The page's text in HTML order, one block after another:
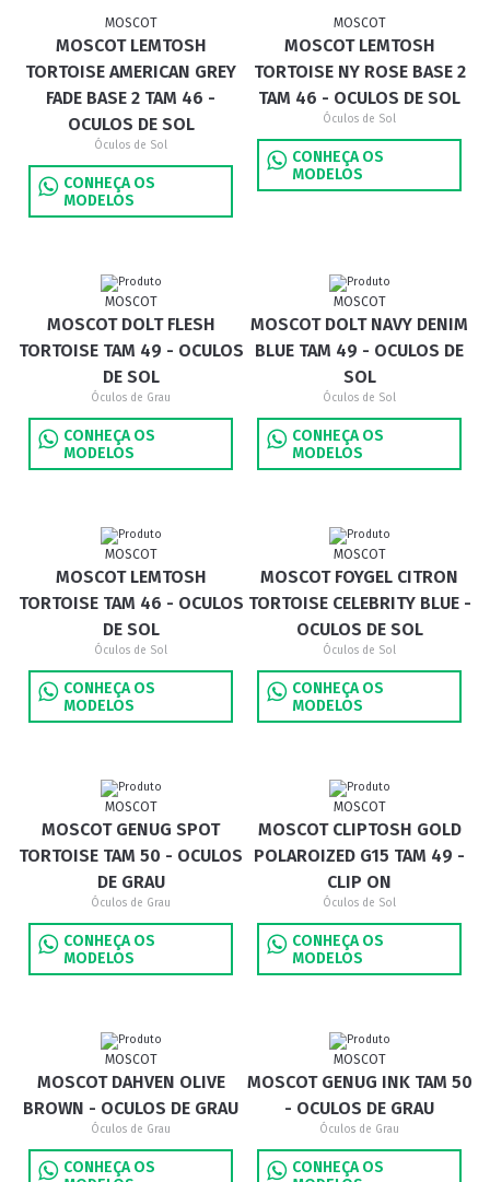
MOSCOT
MOSCOT LEMTOSH
TORTOISE AMERICAN GREY
FADE BASE 2 TAM 46 -
OCULOS DE SOL
Óculos de Sol
CONHEÇA OS
MODELOS
MOSCOT
MOSCOT LEMTOSH
TORTOISE NY ROSE BASE 2
TAM 46 - OCULOS DE SOL
Óculos de Sol
CONHEÇA OS
MODELOS
MOSCOT
MOSCOT DOLT FLESH
TORTOISE TAM 49 - OCULOS
DE SOL
Óculos de Grau
CONHEÇA OS
MODELOS
MOSCOT
MOSCOT DOLT NAVY DENIM
BLUE TAM 49 - OCULOS DE
SOL
Óculos de Sol
CONHEÇA OS
MODELOS
MOSCOT
MOSCOT LEMTOSH
TORTOISE TAM 46 - OCULOS
DE SOL
Óculos de Sol
CONHEÇA OS
MODELOS
MOSCOT
MOSCOT FOYGEL CITRON
TORTOISE CELEBRITY BLUE -
OCULOS DE SOL
Óculos de Sol
CONHEÇA OS
MODELOS
MOSCOT
MOSCOT GENUG SPOT
TORTOISE TAM 50 - OCULOS
DE GRAU
Óculos de Grau
CONHEÇA OS
MODELOS
MOSCOT
MOSCOT CLIPTOSH GOLD
POLAROIZED G15 TAM 49 -
CLIP ON
Óculos de Sol
CONHEÇA OS
MODELOS
MOSCOT
MOSCOT DAHVEN OLIVE
BROWN - OCULOS DE GRAU
Óculos de Grau
CONHEÇA OS
MOSCOT
MOSCOT GENUG INK TAM 50
- OCULOS DE GRAU
Óculos de Grau
CONHEÇA OS